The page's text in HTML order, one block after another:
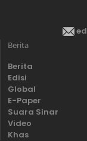
Berita
Berita
Edisi
Global
E-Paper
Suara Sinar
Video
Khas